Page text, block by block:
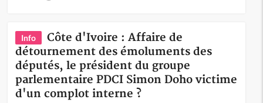
Info
Côte d'Ivoire : Affaire de
détournement des émoluments des
députés, le président du groupe
parlementaire PDCI Simon Doho victime
d'un complot interne ?